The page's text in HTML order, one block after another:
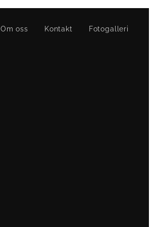
Om oss Kontakt Fotogalleri